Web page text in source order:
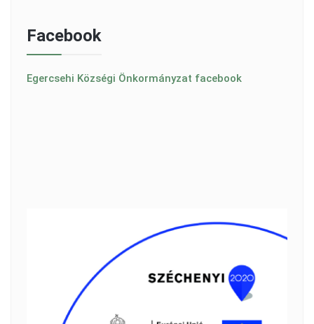
Facebook
Egercsehi Községi Önkormányzat facebook